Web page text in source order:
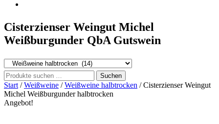
Cisterzienser Weingut Michel
Weißburgunder QbA Gutswein
Suche
nach:
Suchen
Start /Weißweine /Weißweine halbtrocken / Cisterzienser Weingut
Michel Weißburgunder halbtrocken
Angebot!